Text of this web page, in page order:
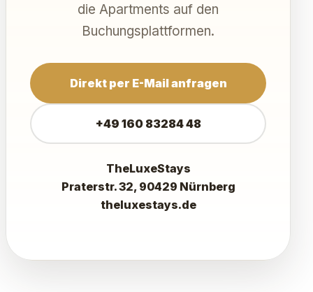
die Apartments auf den
Buchungsplattformen.
Direkt per E-Mail anfragen
+49 160 83284 48
TheLuxeStays
Praterstr. 32, 90429 Nürnberg
theluxestays.de